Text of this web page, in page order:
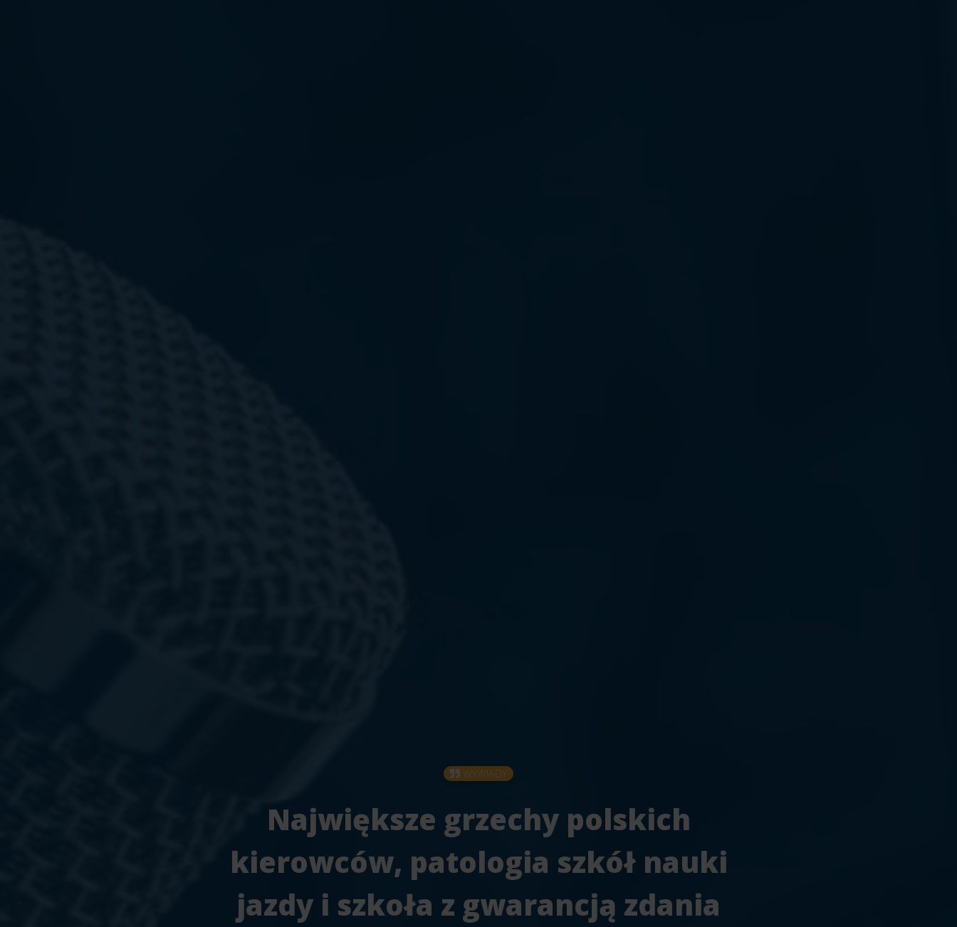
WYWIADY
Największe grzechy polskich
kierowców, patologia szkół nauki
jazdy i szkoła z gwarancją zdania